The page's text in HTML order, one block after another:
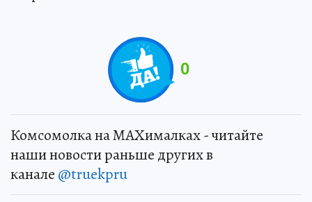
0
Комсомолка на MAXималках - читайте
наши новости раньше других в
канале @truekpru